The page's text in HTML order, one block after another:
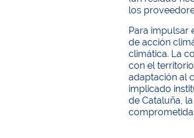
los
Para impulsar
de acción
climática. La
con el
adaptación al
implicado
de Cataluña,